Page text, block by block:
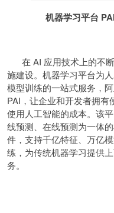
机器学习平台
在 AI 应用技术上的不
施建设。机器学习平台为
模型训练的一站式服务，
PAI，让企业和开发者拥
使用人工智能的成本。该
线预测、在线预测为一体
件，支持千亿特征、万亿
练，为传统机器学习提供
务。